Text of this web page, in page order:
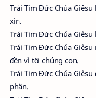
Trái Tim Đức Chúa
xin.
Trái Tim Đức Chúa
Trái Tim Đức Chúa
đền vì tội chúng con.
Trái Tim Đức Chúa Giêsu
phần.